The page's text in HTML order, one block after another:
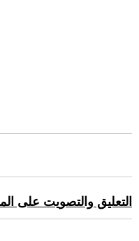
التعليق والتصويت على